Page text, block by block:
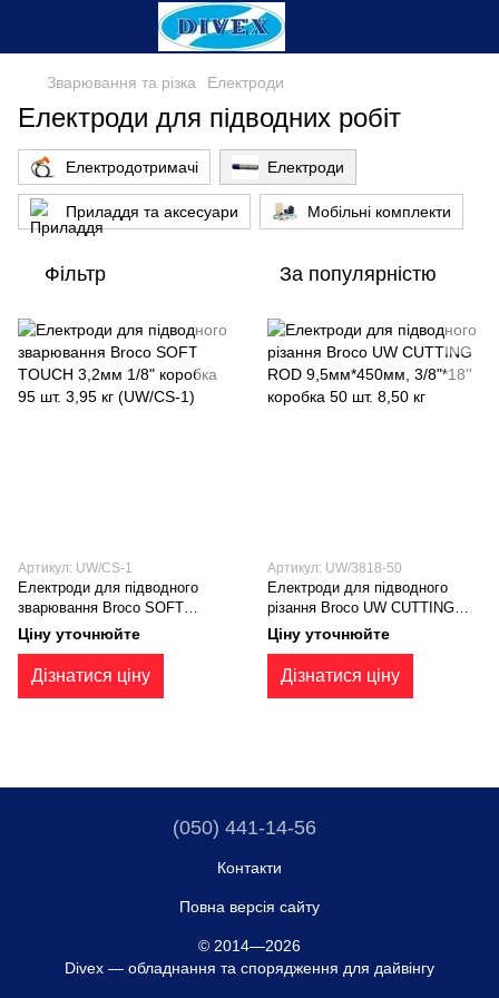
Зварювання та різка Електроди
Електроди для підводних робіт
Електродотримачі Електроди
Приладдя та аксесуари Мобільні комплекти
Фільтр За популярністю
Артикул: UW/CS-1
Електроди для пiдводного
зварювання Broco SOFT
TOUCH 3,2мм 1/8" коробка 95
шт. 3,95 кг (UW/CS-1)
Ціну уточнюйте
Дізнатися ціну
Артикул: UW/3818-50
Електроди для пiдводного
різання Broco UW CUTTING
ROD 9,5мм*450мм, 3/8"*18''
коробка 50 шт. 8,50 кг
Ціну уточнюйте
Дізнатися ціну
(050) 441-14-56
Контакти
Повна версія сайту
© 2014—2026
Divex — обладнання та спорядження для дайвінгу